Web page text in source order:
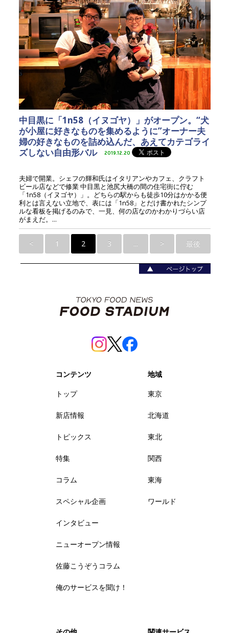
中目黒に「1n58（イヌゴヤ）」がオープン。“犬
が小屋に好きなものを集めるように”オーナー夫
婦の好きなものを詰め込んだ、あえてカテゴライ
ズしない自由形バル
2019.12.20
夫婦で開業。シェフの輝和氏はイタリアンやカフェ、クラフト
ビール店などで修業 中目黒と池尻大橋の間の住宅街に佇む
「1n58（イヌゴヤ）」。どちらの駅からも徒歩10分はかかる便
利とは言えない立地で、表には「1n58」とだけ書かれたシンプ
ルな看板を掲げるのみで、一見、何の店なのかわかりづらい店
がまえだ。...
< 1 2 3 ... > 最後
コンテンツ
トップ
新店情報
トピックス
特集
コラム
スペシャル企画
インタビュー
ニューオープン情報
佐藤こうぞうコラム
俺のサービスを聞け！
地域
東京
北海道
東北
関西
東海
ワールド